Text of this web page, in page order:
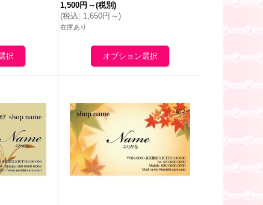
1,500円 ～(税別)
(税込: 1,650円 ～)
在庫あり